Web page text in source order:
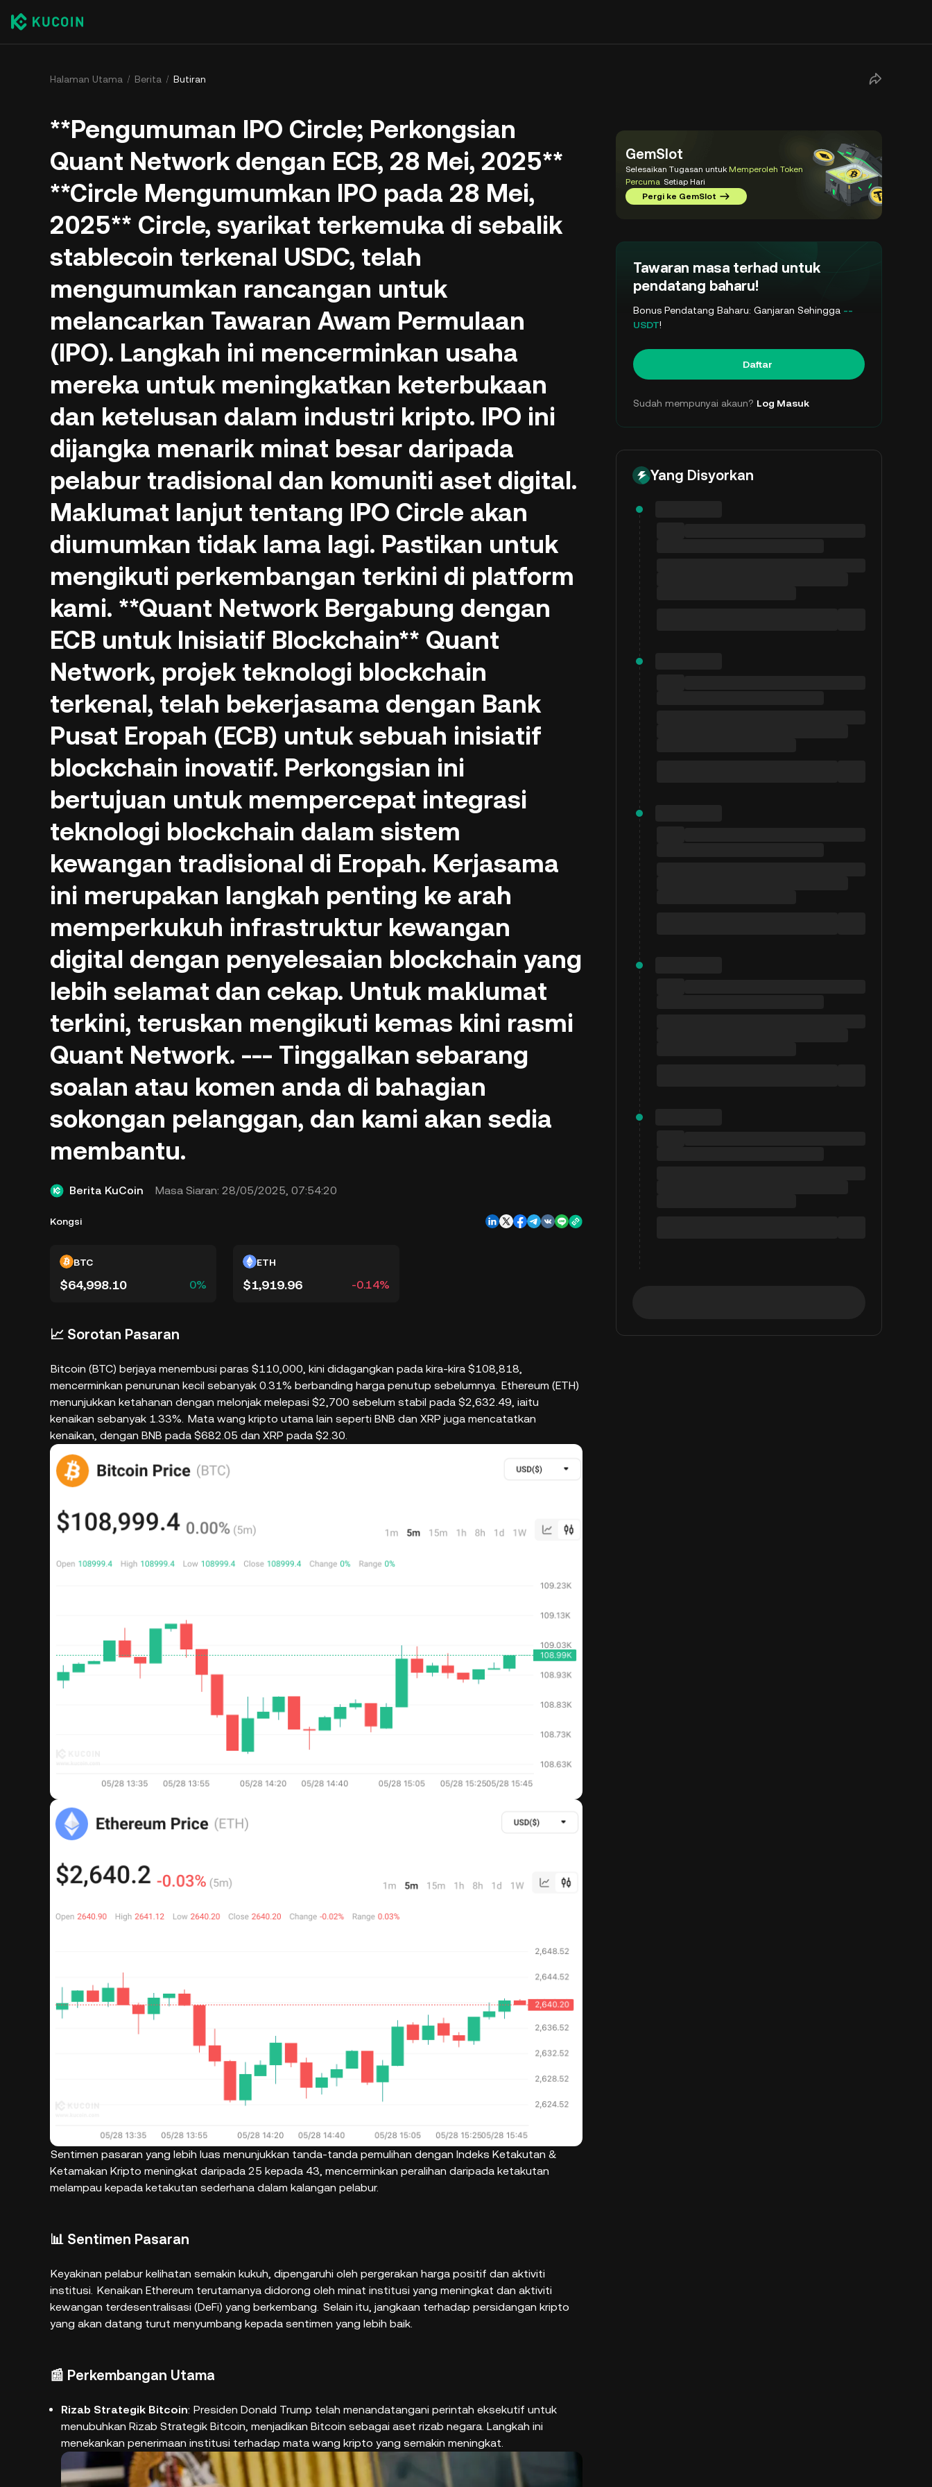
Halaman Utama Berita Butiran
**Pengumuman IPO Circle; Perkongsian
Quant Network dengan ECB, 28 Mei, 2025**
**Circle Mengumumkan IPO pada 28 Mei,
2025** Circle, syarikat terkemuka di sebalik
stablecoin terkenal USDC, telah
mengumumkan rancangan untuk
melancarkan Tawaran Awam Permulaan
(IPO). Langkah ini mencerminkan usaha
mereka untuk meningkatkan keterbukaan
dan ketelusan dalam industri kripto. IPO ini
dijangka menarik minat besar daripada
pelabur tradisional dan komuniti aset digital.
Maklumat lanjut tentang IPO Circle akan
diumumkan tidak lama lagi. Pastikan untuk
mengikuti perkembangan terkini di platform
kami. **Quant Network Bergabung dengan
ECB untuk Inisiatif Blockchain** Quant
Network, projek teknologi blockchain
terkenal, telah bekerjasama dengan Bank
Pusat Eropah (ECB) untuk sebuah inisiatif
blockchain inovatif. Perkongsian ini
bertujuan untuk mempercepat integrasi
teknologi blockchain dalam sistem
kewangan tradisional di Eropah. Kerjasama
ini merupakan langkah penting ke arah
memperkukuh infrastruktur kewangan
digital dengan penyelesaian blockchain yang
lebih selamat dan cekap. Untuk maklumat
terkini, teruskan mengikuti kemas kini rasmi
Quant Network. --- Tinggalkan sebarang
soalan atau komen anda di bahagian
sokongan pelanggan, dan kami akan sedia
membantu.
Berita KuCoin Masa Siaran: 28/05/2025, 07:54:20
Kongsi
BTC
$64,998.10 0%
ETH
$1,919.96 -0.14%
📈 Sorotan Pasaran
Bitcoin (BTC) berjaya menembusi paras $110,000, kini didagangkan pada kira-kira $108,818,
mencerminkan penurunan kecil sebanyak 0.31% berbanding harga penutup sebelumnya. Ethereum (ETH)
menunjukkan ketahanan dengan melonjak melepasi $2,700 sebelum stabil pada $2,632.49, iaitu
kenaikan sebanyak 1.33%. Mata wang kripto utama lain seperti BNB dan XRP juga mencatatkan
kenaikan, dengan BNB pada $682.05 dan XRP pada $2.30.
Sentimen pasaran yang lebih luas menunjukkan tanda-tanda pemulihan dengan Indeks Ketakutan &
Ketamakan Kripto meningkat daripada 25 kepada 43, mencerminkan peralihan daripada ketakutan
melampau kepada ketakutan sederhana dalam kalangan pelabur.
📊 Sentimen Pasaran
Keyakinan pelabur kelihatan semakin kukuh, dipengaruhi oleh pergerakan harga positif dan aktiviti
institusi. Kenaikan Ethereum terutamanya didorong oleh minat institusi yang meningkat dan aktiviti
kewangan terdesentralisasi (DeFi) yang berkembang. Selain itu, jangkaan terhadap persidangan kripto
yang akan datang turut menyumbang kepada sentimen yang lebih baik.
📰 Perkembangan Utama
Rizab Strategik Bitcoin: Presiden Donald Trump telah menandatangani perintah eksekutif untuk
menubuhkan Rizab Strategik Bitcoin, menjadikan Bitcoin sebagai aset rizab negara. Langkah ini
menekankan penerimaan institusi terhadap mata wang kripto yang semakin meningkat.
GemSlot
Selesaikan Tugasan untuk Memperoleh Token
Percuma Setiap Hari
Pergi ke GemSlot
Tawaran masa terhad untuk
pendatang baharu!
Bonus Pendatang Baharu: Ganjaran Sehingga --
USDT!
Daftar
Sudah mempunyai akaun? Log Masuk
Yang Disyorkan